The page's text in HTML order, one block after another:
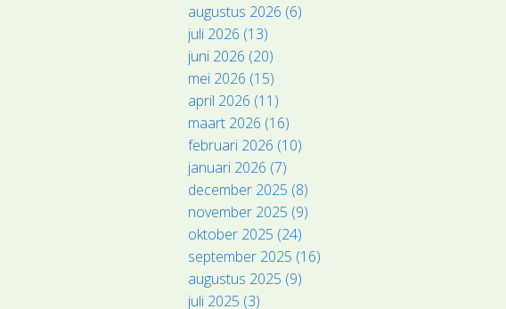
augustus 2026 (6)
juli 2026 (13)
juni 2026 (20)
mei 2026 (15)
april 2026 (11)
maart 2026 (16)
februari 2026 (10)
januari 2026 (7)
december 2025 (8)
november 2025 (9)
oktober 2025 (24)
september 2025 (16)
augustus 2025 (9)
juli 2025 (3)